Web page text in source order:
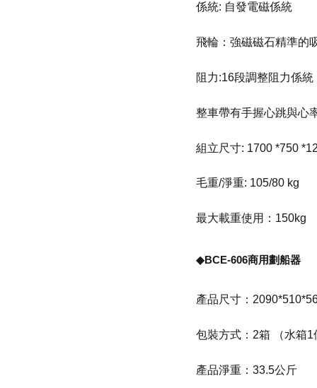
係統: 自發電磁係統
飛輪：強磁磁石精準的
阻力:16段調整阻力係統
整車帶有手握心跳與心
組立尺寸: 1700 *750
毛重/淨重: 105/80 kg
最大載重使用：150kg
◆BCE-606商用劃船器
產品尺寸：
包裝方式：2箱 （水箱
產品淨重：33.5公斤